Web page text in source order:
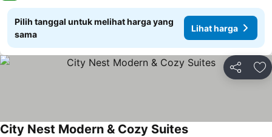
Pilih tanggal untuk melihat harga yang
sama
Lihat harga
Bagikan
City Nest Modern & Cozy Suites